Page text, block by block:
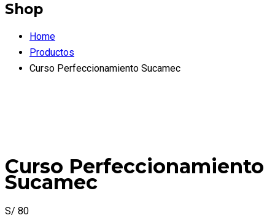
Shop
Home
Productos
Curso Perfeccionamiento Sucamec
Curso Perfeccionamiento
Sucamec
S/ 80